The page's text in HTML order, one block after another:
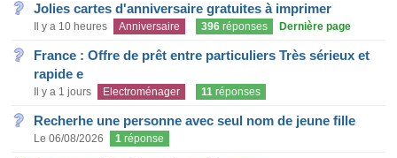
Jolies cartes d'anniversaire gratuites à imprimer
Il y a 10 heures Anniversaire 396 réponses Dernière page
France : Offre de prêt entre particuliers Très sérieux et
rapide e
Il y a 1 jours Electroménager 11 réponses
Recherhe une personne avec seul nom de jeune fille
Le 06/08/2026 1 réponse